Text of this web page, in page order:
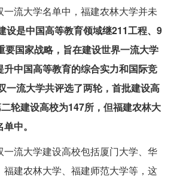
流大学名单中，福建农林大学并未
设是中国高等教育领域继211工程、9
要国家战略，旨在建设世界一流大学
中国高等教育的综合实力和国际竞
一流大学共评选了两轮，首批建设高
轮建设高校为147所，但福建农林大
中。
一流大学建设高校包括厦门大学、华
建农林大学、福建师范大学等，这